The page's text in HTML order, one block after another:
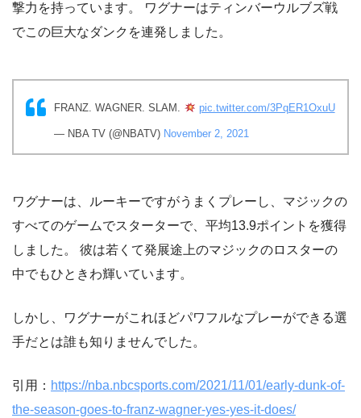
撃力を持っています。 ワグナーはティンバーウルブズ戦
でこの巨大なダンクを連発しました。
FRANZ. WAGNER. SLAM. pic.twitter.com/3PqER1OxuU
— NBA TV (@NBATV) November 2, 2021
ワグナーは、ルーキーですがうまくプレーし、マジックの
すべてのゲームでスターターで、平均13.9ポイントを獲得
しました。 彼は若くて発展途上のマジックのロスターの
中でもひときわ輝いています。
しかし、ワグナーがこれほどパワフルなプレーができる選
手だとは誰も知りませんでした。
引用： https://nba.nbcsports.com/2021/11/01/early-dunk-of-
the-season-goes-to-franz-wagner-yes-yes-it-does/